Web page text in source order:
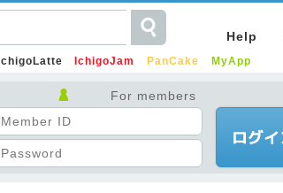
Help
IchigoLatte IchigoJam PanCake MyApp
For members